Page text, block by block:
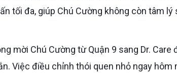
tối đa, giúp Chú Cường không còn tâm
Việc điều chỉnh thói quen nhỏ ngay